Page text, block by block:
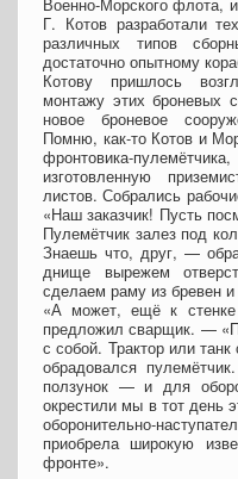
Г. Котов разработали
различных типов
достаточно опытному
Котову пришлось
монтажу этих броневых
новое броневое
Помню, как-то Котов и
фронтовика-
изготовленную
листов. Собрались
«Наш заказчик! Пусть
Пулемётчик залез под
Знаешь что, друг, —
днище вырежем
сделаем раму из бревен
«А может, ещё к
предложил сварщик. —
с собой. Трактор или
обрадовался
ползунок — и для
окрестили мы в тот день
оборонительно-
приобрела широкую
фронте».